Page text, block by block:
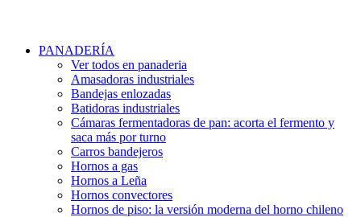
PANADERÍA
Ver todos en panaderia
Amasadoras industriales
Bandejas enlozadas
Batidoras industriales
Cámaras fermentadoras de pan: acorta el fermento y
saca más por turno
Carros bandejeros
Hornos a gas
Hornos a Leña
Hornos convectores
Hornos de piso: la versión moderna del horno chileno